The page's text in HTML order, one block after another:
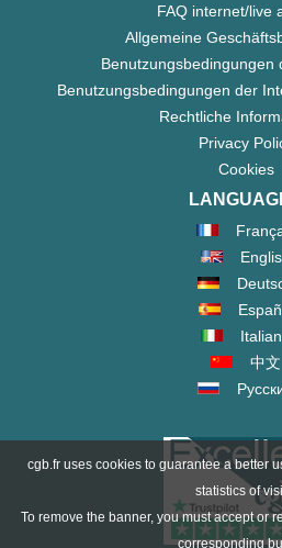
FAQ internet/live
Allgemeine
Benutzungsbedingungen
Benutzungsbedingungen der
Rechtliche
Privacy
Cookies
中文
cgb.fr uses cookies to guarantee a better
statistics of
To remove the banner, you must accept or
corresponding